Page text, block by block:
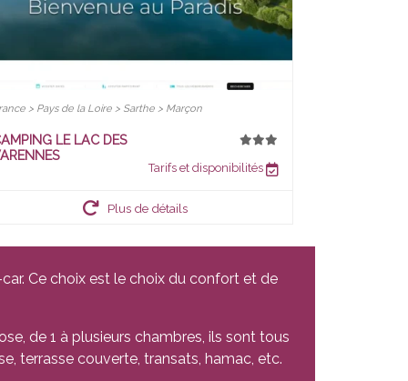
> Pays de la Loire > Sarthe > Marçon
LE LAC DES
Tarifs et disponibilités
Plus de détails
Ce choix est le choix du confort et de
de 1 à plusieurs chambres, ils sont tous
terrasse couverte, transats, hamac, etc.